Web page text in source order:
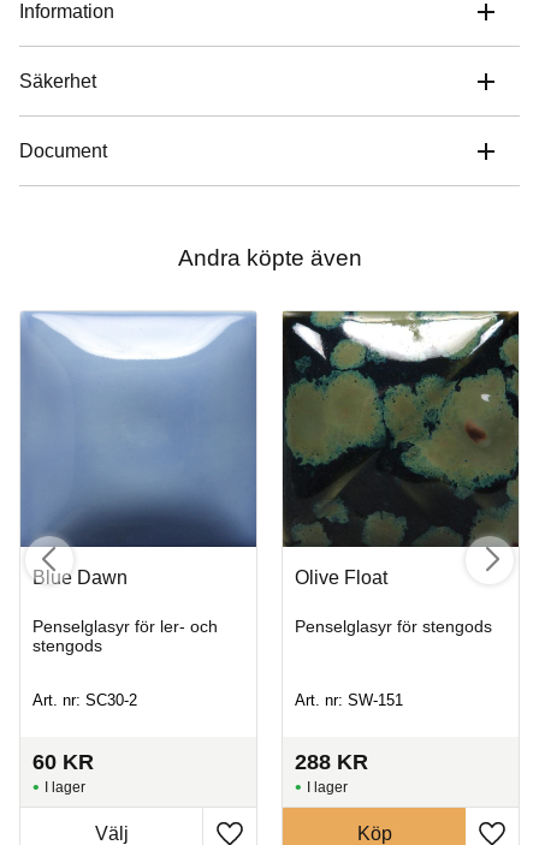
Information
Säkerhet
Document
Andra köpte även
Blue Dawn
Penselglasyr för ler- och
stengods
Art. nr: SC30-2
60 KR
I lager
Olive Float
Penselglasyr för stengods
Art. nr: SW-151
288 KR
I lager
Köp